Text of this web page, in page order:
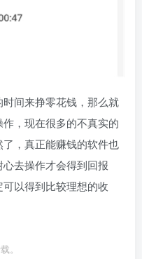
间来挣零花钱，那么就
，现在很多的不真实的
，真正能赚钱的软件也
去操作才会得到回报
以得到比较理想的收
。